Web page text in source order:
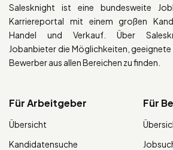
Salesknight ist eine bundesweite
Karriereportal mit einem großen
Handel und Verkauf. Über
Jobanbieter die Möglichkeiten,
Bewerber aus allen Bereichen zu finden.
Für Arbeitgeber
Übersicht
Kandidatensuche
Für